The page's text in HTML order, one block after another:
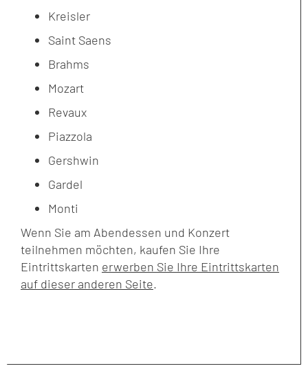
Kreisler
Saint Saens
Brahms
Mozart
Revaux
Piazzola
Gershwin
Gardel
Monti
Wenn Sie am Abendessen und Konzert
teilnehmen möchten, kaufen Sie Ihre
Eintrittskarten erwerben Sie Ihre Eintrittskarten
auf dieser anderen Seite.